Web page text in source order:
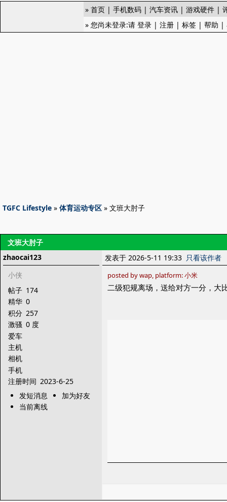
» 首页 | 手机数码 | 汽车资讯 | 游戏硬件 |
» 您尚未登录:请 登录 | 注册 | 标签 | 帮助 |
TGFC Lifestyle » 体育运动专区 » 文班大肘子
文班大肘子
zhaocai123
小侠
帖子 174
精华 0
积分 257
激骚 0 度
爱车
主机
相机
手机
注册时间 2023-6-25
发短消息
加为好友
当前离线
发表于 2026-5-11 19:33 只看该作者
posted by wap, platform: 小米
二级犯规离场，送给对方一分，大